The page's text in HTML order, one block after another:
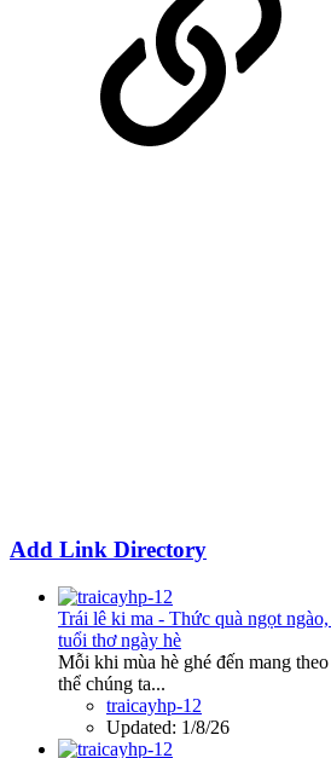
Add Link Directory
Trái lê ki ma - Thức quà ngọt
tuổi thơ ngày hè
Mỗi khi mùa hè ghé đến mang
thể chúng ta...
traicayhp-12
Updated: 1/8/26